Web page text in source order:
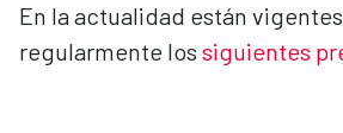
En la actualidad están
regularmente los siguientes